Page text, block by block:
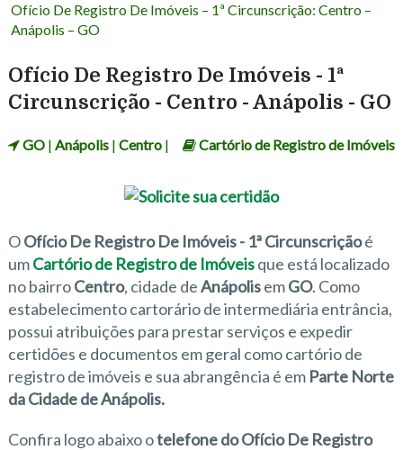
Ofício De Registro De Imóveis – 1ª Circunscrição: Centro –
Anápolis – GO
Ofício De Registro De Imóveis - 1ª
Circunscrição - Centro - Anápolis - GO
GO| Anápolis| Centro| Cartório de Registro de Imóveis
OOfício De Registro De Imóveis - 1ª Circunscriçãoé
umCartório de Registro de Imóveisque está localizado
no bairroCentro, cidade deAnápolisemGO. Como
estabelecimento cartorário de intermediária entrância,
possui atribuições para prestar serviços e expedir
certidões e documentos em geral como cartório de
registro de imóveis e sua abrangência é em Parte Norte
da Cidade de Anápolis.
Confira logo abaixo otelefone do Ofício De Registro